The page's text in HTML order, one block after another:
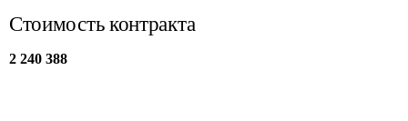
Стоимость контракта
2 240 388